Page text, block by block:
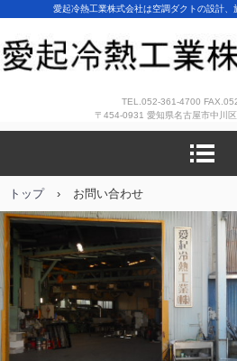
愛起冷熱工業株式会社は空調ダクトの設計
TEL.052-361-4700
〒454-0931 愛知県名古屋市中川
トップ › お問い合わせ